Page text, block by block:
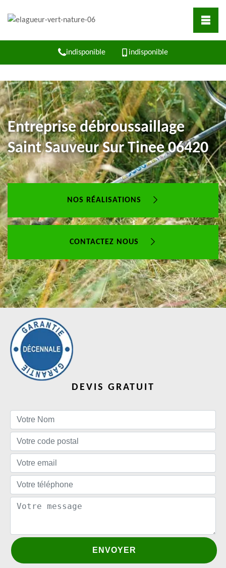
indisponible indisponible
Entreprise débroussaillage
Saint Sauveur Sur Tinee 06420
NOS RÉALISATIONS
CONTACTEZ NOUS
DEVIS GRATUIT